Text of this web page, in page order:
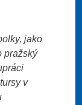
jako
pražský
v